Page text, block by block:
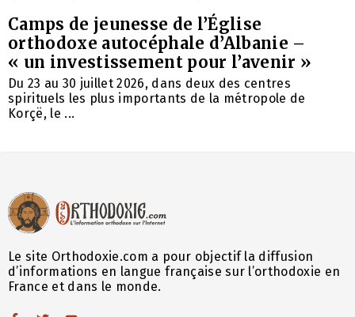
Camps de jeunesse de l’Église
orthodoxe autocéphale d’Albanie –
« un investissement pour l’avenir »
Du 23 au 30 juillet 2026, dans deux des centres
spirituels les plus importants de la métropole de
Korçë, le ...
Le site Orthodoxie.com a pour objectif la diffusion
d’informations en langue française sur l’orthodoxie en
France et dans le monde.